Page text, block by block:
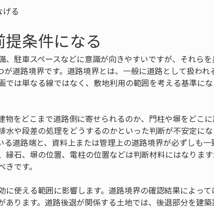
る
条件になる
駐車スペースなどに意識が向きやすいですが、それら
道路境界です。道路境界とは、一般に道路として扱われ
は単なる線ではなく、敷地利用の範囲を考える基準に
をどこまで道路側に寄せられるのか、門柱や塀をどこ
や段差の処理をどうするのかといった判断が不安定に
道路端と、資料上または管理上の道路境界が必ずしも一
石、塀の位置、電柱の位置などは判断材料にはなります
です。
使える範囲に影響します。道路境界の確認結果によって
ります。道路後退が関係する土地では、後退部分を建築